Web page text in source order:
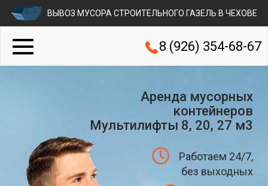
ВЫВОЗ МУСОРА СТРОИТЕЛЬНОГО ГАЗЕЛЬ В ЧЕХОВЕ
8 (926) 354-68-67
Аренда мусорных
контейнеров
Мультилифты 8, 20, 27 м3
Работаем 24/7,
без выходных